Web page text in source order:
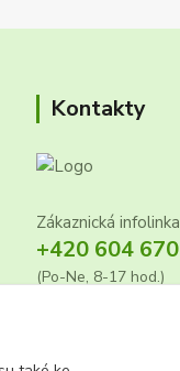
Kontakty
Zákaznická
+420 604
(Po-Ne, 8-17 hod.)